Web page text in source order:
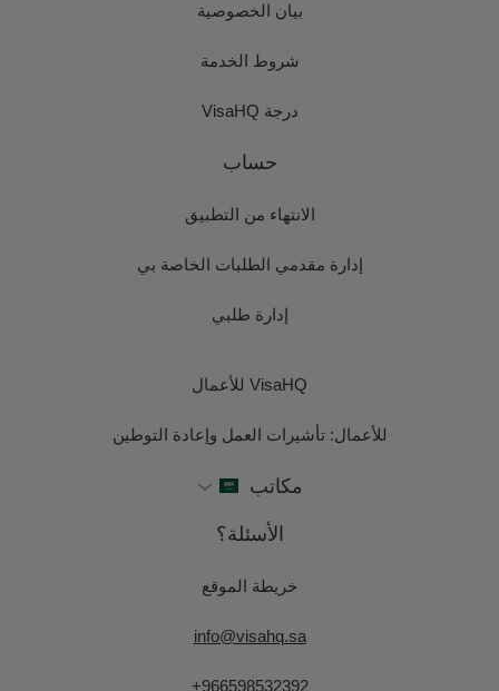
بيان الخصوصية
شروط الخدمة
درجة VisaHQ
حساب
الانتهاء من التطبيق
إدارة مقدمي الطلبات الخاصة بي
إدارة طلبي
VisaHQ للأعمال
للأعمال: تأشيرات العمل وإعادة التوطين
مكاتب
الأسئلة؟
خريطة الموقع
info@visahq.sa
+966598532392